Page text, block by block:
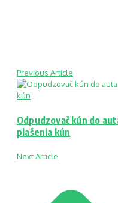
Previous Article
Odpudzovač kún do
plašenia kún
Next Article